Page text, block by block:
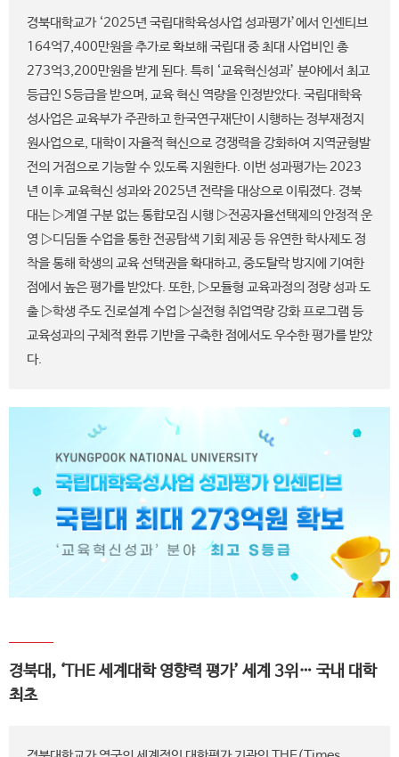
경북대학교가 ‘2025년 국립대학육성사업 성과평가’에서 인센티브
164억7,400만원을 추가로 확보해 국립대 중 최대 사업비인 총
273억3,200만원을 받게 된다. 특히 ‘교육혁신성과’ 분야에서 최고
등급인 S등급을 받으며, 교육 혁신 역량을 인정받았다. 국립대학육
성사업은 교육부가 주관하고 한국연구재단이 시행하는 정부재정지
원사업으로, 대학이 자율적 혁신으로 경쟁력을 강화하여 지역균형발
전의 거점으로 기능할 수 있도록 지원한다. 이번 성과평가는 2023
년 이후 교육혁신 성과와 2025년 전략을 대상으로 이뤄졌다. 경북
대는 ▷계열 구분 없는 통합모집 시행 ▷전공자율선택제의 안정적 운
영 ▷디딤돌 수업을 통한 전공탐색 기회 제공 등 유연한 학사제도 정
착을 통해 학생의 교육 선택권을 확대하고, 중도탈락 방지에 기여한
점에서 높은 평가를 받았다. 또한, ▷모듈형 교육과정의 정량 성과 도
출 ▷학생 주도 진로설계 수업 ▷실전형 취업역량 강화 프로그램 등
교육성과의 구체적 환류 기반을 구축한 점에서도 우수한 평가를 받았
다.
경북대, ‘THE 세계대학 영향력 평가’ 세계 3위… 국내 대학
최초